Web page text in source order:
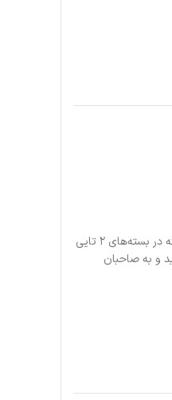
در اینجا برای افزودن استعداد شخصی به هر ماشینی، این فرش های ماشینی منتظر طرح های شما هستند. این فرش‌های ماشینی که در بسته‌های 2 تایی
را اضافه کنید و به صاحبان